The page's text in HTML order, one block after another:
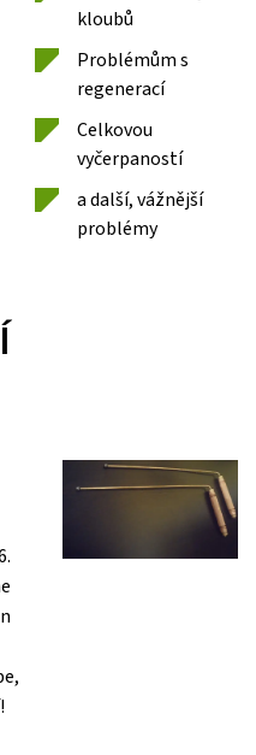
kloubů
Problémům s
regenerací
Celkovou
vyčerpaností
a další, vážnější
problémy